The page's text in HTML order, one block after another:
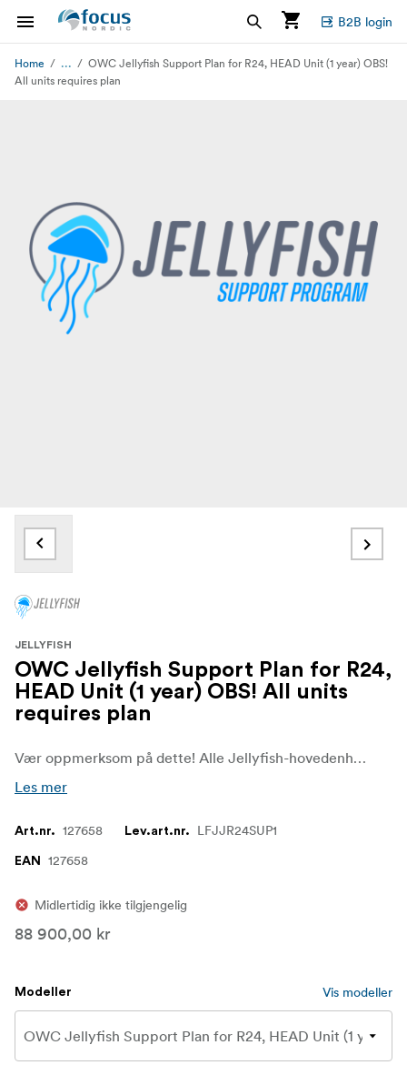
B2B login
Home ...
OWC Jellyfish Support Plan for R24, HEAD Unit (1 year) OBS!
All units requires plan
JELLYFISH
OWC Jellyfish Support Plan for R24,
HEAD Unit (1 year) OBS! All units
requires plan
Vær oppmerksom på dette! Alle Jellyfish-hovedenheter og Jellyfish-utvidelser krever en supportplan.
Les mer
Art.nr. 127658 Lev.art.nr. LFJJR24SUP1
EAN 127658
Midlertidig ikke tilgjengelig
88 900,00 kr
Modeller Vis modeller